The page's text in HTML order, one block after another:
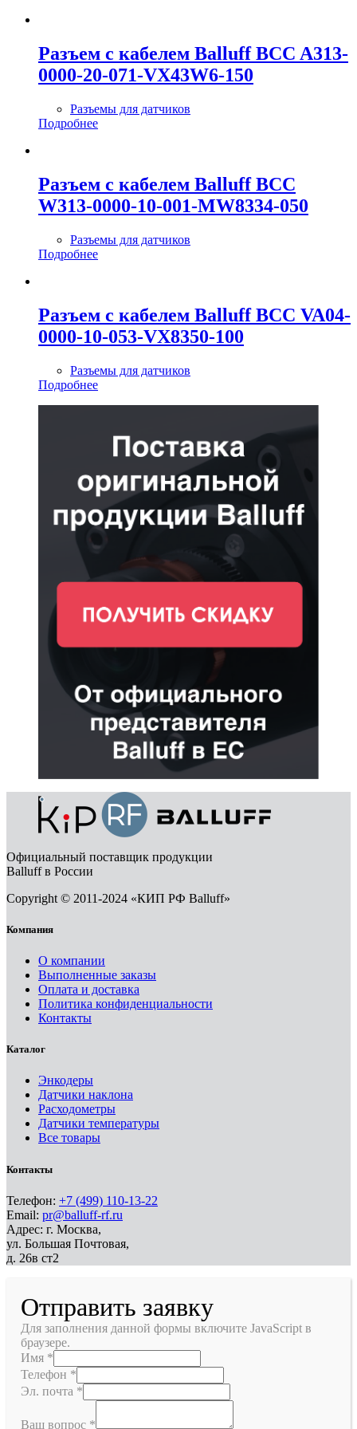
Разъем с кабелем Balluff BCC A313-
0000-20-071-VX43W6-150
Разъемы для датчиков
Подробнее
Разъем с кабелем Balluff BCC
W313-0000-10-001-MW8334-050
Разъемы для датчиков
Подробнее
Разъем с кабелем Balluff BCC VA04-
0000-10-053-VX8350-100
Разъемы для датчиков
Подробнее
Официальный поставщик продукции
Balluff в России
Copyright © 2011-2024 «КИП РФ Balluff»
Компания
О компании
Выполненные заказы
Оплата и доставка
Политика конфиденциальности
Контакты
Каталог
Энкодеры
Датчики наклона
Расходометры
Датчики температуры
Все товары
Контакты
Телефон: +7 (499) 110-13-22
Email: pr@balluff-rf.ru
Адрес: г. Москва,
ул. Большая Почтовая,
д. 26в ст2
Отправить заявку
Для заполнения данной формы включите JavaScript в
браузере.
Имя *
Телефон *
Эл. почта *
Ваш вопрос *